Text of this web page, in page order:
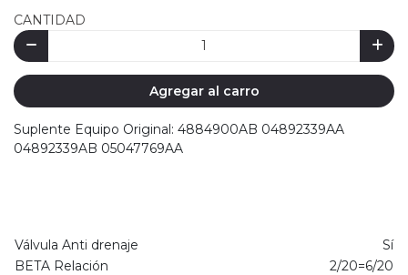
CANTIDAD
Agregar al carro
Suplente Equipo Original: 4884900AB 04892339AA
04892339AB 05047769AA
Válvula Anti drenaje
Sí
BETA Relación
2/20=6/20